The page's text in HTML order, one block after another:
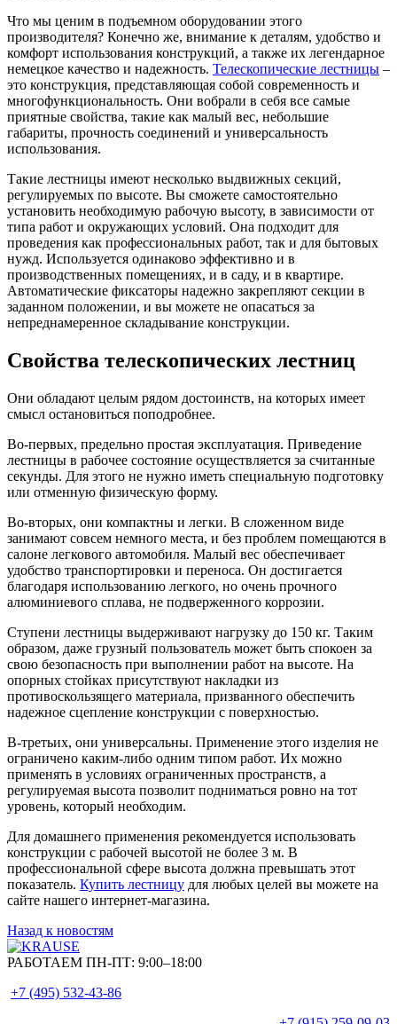
Что мы ценим в подъемном оборудовании этого
производителя? Конечно же, внимание к деталям, удобство и
комфорт использования конструкций, а также их легендарное
немецкое качество и надежность. Телескопические лестницы –
это конструкция, представляющая собой современность и
многофункциональность. Они вобрали в себя все самые
приятные свойства, такие как малый вес, небольшие
габариты, прочность соединений и универсальность
использования.
Такие лестницы имеют несколько выдвижных секций,
регулируемых по высоте. Вы сможете самостоятельно
установить необходимую рабочую высоту, в зависимости от
типа работ и окружающих условий. Она подходит для
проведения как профессиональных работ, так и для бытовых
нужд. Используется одинаково эффективно и в
производственных помещениях, и в саду, и в квартире.
Автоматические фиксаторы надежно закрепляют секции в
заданном положении, и вы можете не опасаться за
непреднамеренное складывание конструкции.
Свойства телескопических лестниц
Они обладают целым рядом достоинств, на которых имеет
смысл остановиться поподробнее.
Во-первых, предельно простая эксплуатация. Приведение
лестницы в рабочее состояние осуществляется за считанные
секунды. Для этого не нужно иметь специальную подготовку
или отменную физическую форму.
Во-вторых, они компактны и легки. В сложенном виде
занимают совсем немного места, и без проблем помещаются в
салоне легкового автомобиля. Малый вес обеспечивает
удобство транспортировки и переноса. Он достигается
благодаря использованию легкого, но очень прочного
алюминиевого сплава, не подверженного коррозии.
Ступени лестницы выдерживают нагрузку до 150 кг. Таким
образом, даже грузный пользователь может быть спокоен за
свою безопасность при выполнении работ на высоте. На
опорных стойках присутствуют накладки из
противоскользящего материала, призванного обеспечить
надежное сцепление конструкции с поверхностью.
В-третьих, они универсальны. Применение этого изделия не
ограничено каким-либо одним типом работ. Их можно
применять в условиях ограниченных пространств, а
регулируемая высота позволит подниматься ровно на тот
уровень, который необходим.
Для домашнего применения рекомендуется использовать
конструкции с рабочей высотой не более 3 м. В
профессиональной сфере высота должна превышать этот
показатель. Купить лестницу для любых целей вы можете на
сайте нашего интернет-магазина.
Назад к новостям
РАБОТАЕМ ПН-ПТ: 9:00–18:00
+7 (495) 532-43-86